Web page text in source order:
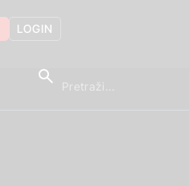
LOGIN